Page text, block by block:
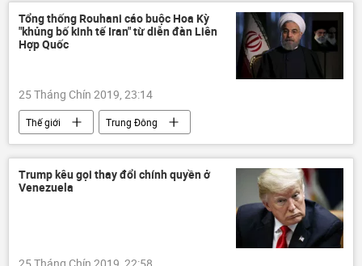
Tổng thống Rouhani cáo buộc Hoa Kỳ
"khủng bố kinh tế Iran" từ diễn đàn Liên
Hợp Quốc
25 Tháng Chín 2019, 23:14
Thế giới Trung Đông
Trump kêu gọi thay đổi chính quyền ở
Venezuela